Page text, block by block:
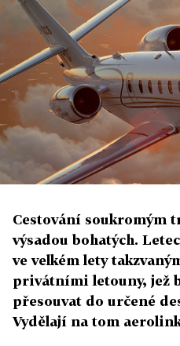
Cestování soukromým
výsadou bohatých.
ve velkém lety
privátními letouny, jež
přesouvat do určené
Vydělají na tom